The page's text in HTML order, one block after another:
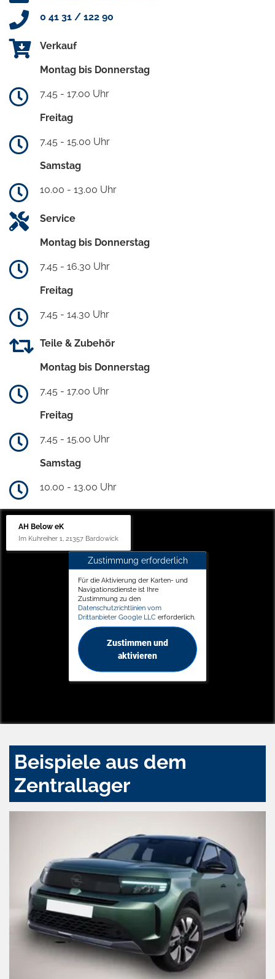
0 41 31 / 122 90
Verkauf
Montag bis Donnerstag
7.45 - 17.00 Uhr
Freitag
7.45 - 15.00 Uhr
Samstag
10.00 - 13.00 Uhr
Service
Montag bis Donnerstag
7.45 - 16.30 Uhr
Freitag
7.45 - 14.30 Uhr
Teile & Zubehör
Montag bis Donnerstag
7.45 - 17.00 Uhr
Freitag
7.45 - 15.00 Uhr
Samstag
10.00 - 13.00 Uhr
AH Below eK
Im Kuhreiher 1, 21357 Bardowick
Zustimmung erforderlich
Für die Aktivierung der Karten- und
Navigationsdienste ist Ihre
Zustimmung zu den
Datenschutzrichtlinien vom
Drittanbieter Google LLC erforderlich.
Zustimmen und
aktivieren
Beispiele aus dem
Zentrallager